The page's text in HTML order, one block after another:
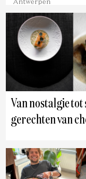
Antwerpen
Van nostalgie
gerechten van